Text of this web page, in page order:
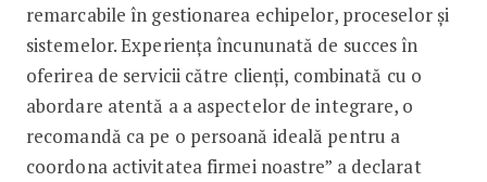
remarcabile în gestionarea echipelor, proceselor și
sistemelor. Experiența încununată de succes în
oferirea de servicii către clienți, combinată cu o
abordare atentă a a aspectelor de integrare, o
recomandă ca pe o persoană ideală pentru a
coordona activitatea firmei noastre” a declarat